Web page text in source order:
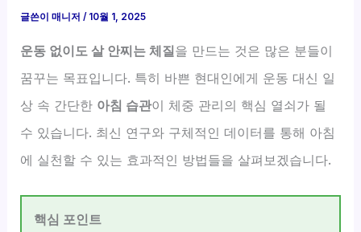
글쓴이매니저/ 10월 1, 2025
운동 없이도 살 안찌는 체질을 만드는 것은 많은 분들이
꿈꾸는 목표입니다. 특히 바쁜 현대인에게 운동 대신 일
상 속 간단한 아침 습관이 체중 관리의 핵심 열쇠가 될
수 있습니다. 최신 연구와 구체적인 데이터를 통해 아침
에 실천할 수 있는 효과적인 방법들을 살펴보겠습니다.
핵심 포인트